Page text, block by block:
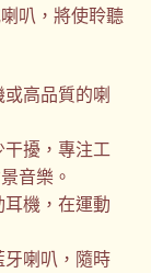
叭，將使聆聽
高品質的喇
擾，專注工
音樂。
機，在運動
喇叭，隨時